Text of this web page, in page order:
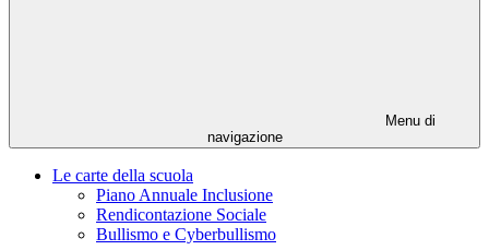
Menu di
navigazione
Le carte della scuola
Piano Annuale Inclusione
Rendicontazione Sociale
Bullismo e Cyberbullismo